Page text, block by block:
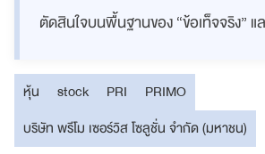
ตัดสินใจบนพื้นฐานของ “ข้อเท็จจริง” แ
หุ้น stock PRI
PRIMO
บริษัท พรีโม เซอร์วิส โซลูชั่น จำกัด (มหาชน)